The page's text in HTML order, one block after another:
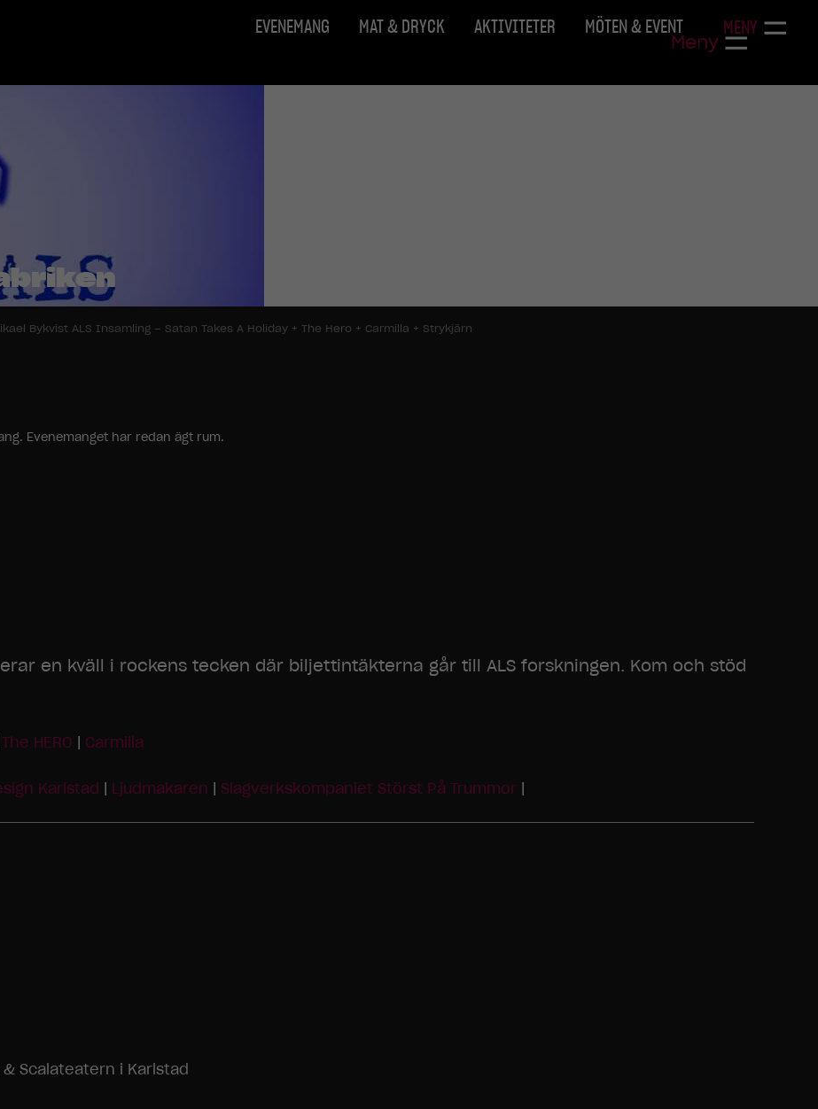
EVENEMANG MAT & DRYCK AKTIVITETER MÖTEN & EVENT MENY
Meny
Bykvist ALS Insamling – Satan Takes A Holiday + The Hero + Carmilla + Strykjärn
Evenemanget har redan ägt rum.
en kväll i rockens tecken där biljettintäkterna går till ALS forskningen. Kom och stöd
The HERO Carmilla
Karlstad Ljudmakaren Slagverkskompaniet Störst På Trummor
Scalateatern i Karlstad